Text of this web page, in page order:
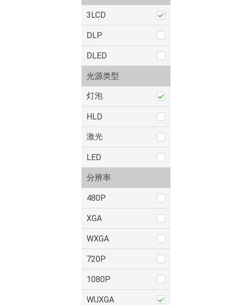
3LCD
DLP
DLED
光源类型
灯泡
HLD
激光
LED
分辨率
480P
XGA
WXGA
720P
1080P
WUXGA